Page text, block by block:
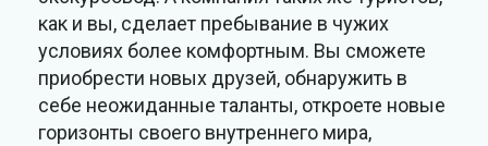
как и вы, сделает пребывание в чужих
условиях более комфортным. Вы сможете
приобрести новых друзей, обнаружить в
себе неожиданные таланты, откроете новые
горизонты своего внутреннего мира,